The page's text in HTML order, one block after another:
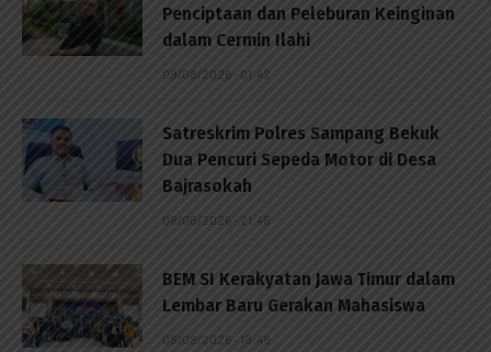
Penciptaan dan Peleburan Keinginan
dalam Cermin Ilahi
09/08/2026 - 01:42
Satreskrim Polres Sampang Bekuk
Dua Pencuri Sepeda Motor di Desa
Bajrasokah
08/08/2026 - 21:48
BEM SI Kerakyatan Jawa Timur dalam
Lembar Baru Gerakan Mahasiswa
08/08/2026 - 18:48